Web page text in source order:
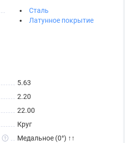
Сталь
Латунное покрытие
5.63
2.20
22.00
Круг
Медальное (0°) ↑↑